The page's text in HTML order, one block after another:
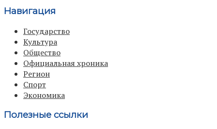
Навигация
Государство
Культура
Общество
Официальная хроника
Регион
Спорт
Экономика
Полезные ссылки